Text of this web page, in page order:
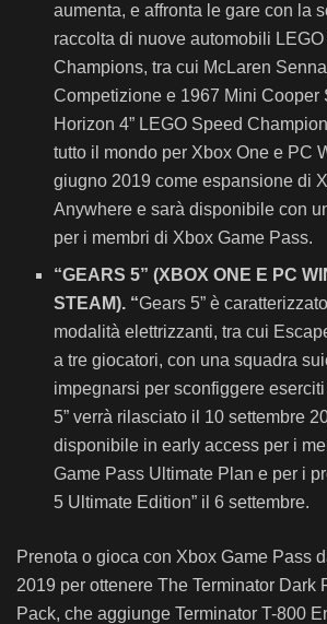
aumenta, e affronta le gare con la
raccolta di nuove automobili LEGO
Champions, tra cui McLaren
Competizione e 1967 Mini Cooper
Horizon 4” LEGO Speed
tutto il mondo per Xbox One e PC
giugno 2019 come espansione di
Anywhere e sarà disponibile con
per i membri di Xbox Game Pass.
“GEARS 5” (XBOX ONE E PC
STEAM). “Gears 5” è
modalità elettrizzanti, tra cui
a tre giocatori, con una squadra
impegnarsi per sconfiggere
5” verrà rilasciato il 10 settembre
disponibile in early access per i
Game Pass Ultimate Plan e per i
5 Ultimate Edition” il 6 settembre.
Prenota o gioca con Xbox Game Pass
2019 per ottenere The Terminator Dark
Pack, che aggiunge Terminator T-800